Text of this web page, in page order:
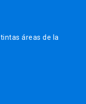
áreas de la